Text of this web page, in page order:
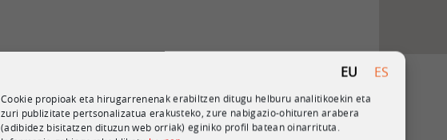
EU ES
Cookie propioak eta hirugarrenenak erabiltzen ditugu helburu analitikoekin eta
zuri publizitate pertsonalizatua erakusteko, zure nabigazio-ohituren arabera
(adibidez bisitatzen dituzun web orriak) eginiko profil batean oinarrituta.